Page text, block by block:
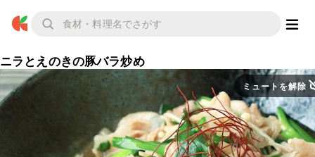
ニラとえのきの豚バラ炒め
ミュートを解除